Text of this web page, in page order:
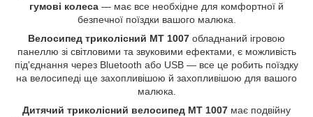
гумові колеса — має все необхідне для комфортної й
безпечної поїздки вашого малюка.
Велосипед триколісний MT 1007 обладнаний ігровою
панеллю зі світловими та звуковими ефектами, є можливість
під'єднання через Bluetooth або USB — все це робить поїздку
на велосипеді ще захопливішою й захопливішою для вашого
малюка.
Дитячий триколісний велосипед MT 1007 має подвійну